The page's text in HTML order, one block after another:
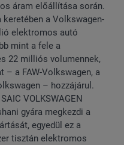
áram előállítása során.
a Volkswagen-
elektromos autó
mint a fele a
22 milliós volumennek,
– a FAW-Volkswagen, a
– hozzájárul.
VOLKSWAGEN
gyára megkezdi a
egyedül ez a
tisztán elektromos